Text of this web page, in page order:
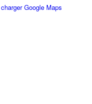
Google Maps